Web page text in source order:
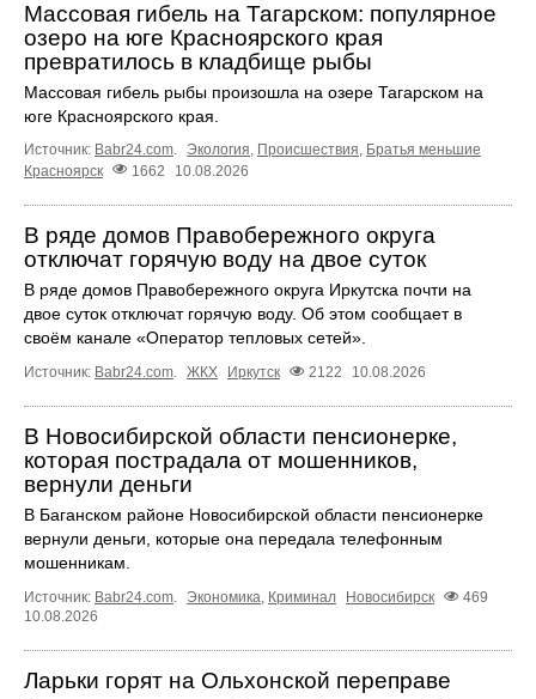
Массовая гибель на Тагарском: популярное
озеро на юге Красноярского края
превратилось в кладбище рыбы
Массовая гибель рыбы произошла на озере Тагарском на
юге Красноярского края.
Источник: Babr24.com. Экология, Происшествия, Братья меньшие
Красноярск
1662 10.08.2026
В ряде домов Правобережного округа
отключат горячую воду на двое суток
В ряде домов Правобережного округа Иркутска почти на
двое суток отключат горячую воду. Об этом сообщает в
своём канале «Оператор тепловых сетей».
Источник: Babr24.com ЖКХ Иркутск 2122 10.08.2026
В Новосибирской области пенсионерке,
которая пострадала от мошенников,
вернули деньги
В Баганском районе Новосибирской области пенсионерке
вернули деньги, которые она передала телефонным
мошенникам.
Источник: Babr24.com Экономика Криминал Новосибирск
469
10.08.2026
Ларьки горят на Ольхонской переправе